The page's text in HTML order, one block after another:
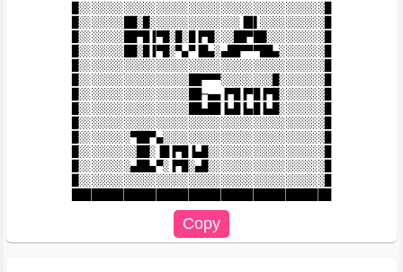
█░░░░░░░░░░░░░░░░░░░░░░░░░░░░░░░░░░░░░░█
█░░░░░░░██░█░░░░░░░░░░░░░░▐█▌░░░░░░░░░░█
█░░░░░░░██▀█▐▀█░█░█▐▀█░░░██▀██░░░░░░░░░█
█░░░░░░░██░█▐▀█░▀▄▀▐█▄░▄██▀▀▀██▄░░░░░░░█
█░░░░░░░░░░░░░░░░░░░░░░░░░░░░░░░░░░░░░░█
█░░░░░░░░░░░░░░░░░██▀▀▀░░░░░░░░█░░░░░░░█
█░░░░░░░░░░░░░░░░░██─▄▄▐▀█▐▀█▐▀█░░░░░░░█
█░░░░░░░░░░░░░░░░░██▄██▐▄█▐▄█▐▄█░░░░░░░█
█░░░░░░░░░░░░░░░░░░░░░░░░░░░░░░░░░░░░░░█
█░░░░░░░░▀██▀▄░░░░░░░░░░░░░░░░░░░░░░░░░█
█░░░░░░░░░██░▐█▐▀█▐▄█░░░░░░░░░░░░░░░░░░█
█░░░░░░░░▄██▄▀░▐▀█░▄█░░░░░░░░░░░░░░░░░░█
█░░░░░░░░░░░░░░░░░░░░░░░░░░░░░░░░░░░░░░█